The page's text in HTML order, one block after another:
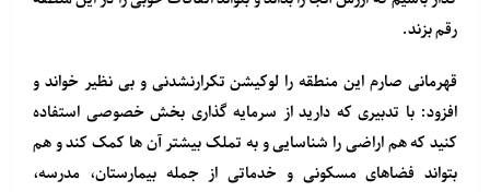
رقم بزند.
قهرمانی صارم این منطقه را لوکیشن تکرارنشدنی و بی نظیر خواند و
افزود: با تدبیری که دارید از سرمایه گذاری بخش خصوصی استفاده
کنید که هم اراضی را شناسایی و به تملک بیشتر آن ها کمک کند و هم
بتواند فضاهای مسکونی و خدماتی از جمله بیمارستان، مدرسه،